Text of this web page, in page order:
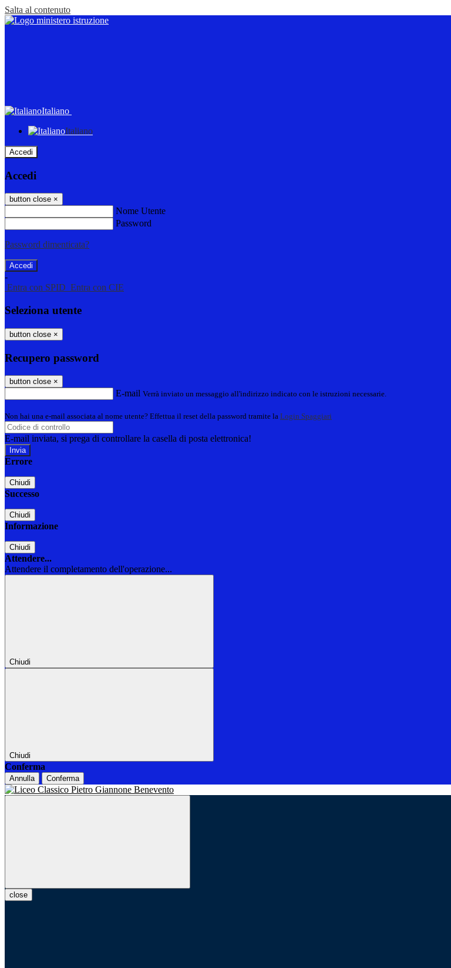
Salta al contenuto
Italiano
Italiano
Accedi
Accedi
button close ×
Nome Utente
Password
Password dimenticata?
-
Entra con SPID Entra con CIE
Seleziona utente
button close ×
Recupero password
button close ×
E-mail Verrà inviato un messaggio all'indirizzo indicato con le istruzioni necessarie.
Non hai una e-mail associata al nome utente? Effettua il reset della password tramite la Login Spaggiari
E-mail inviata, si prega di controllare la casella di posta elettronica!
Errore
Chiudi
Successo
Chiudi
Informazione
Chiudi
Attendere...
Attendere il completamento dell'operazione...
Chiudi
Chiudi
Conferma
Annulla Conferma
close